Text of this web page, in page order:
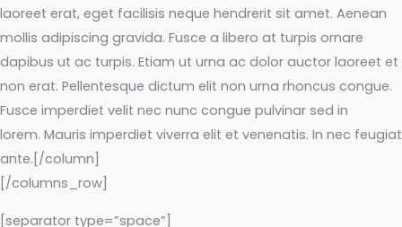
laoreet erat, eget facilisis neque hendrerit sit amet. Aenean
mollis adipiscing gravida. Fusce a libero at turpis ornare
dapibus ut ac turpis. Etiam ut urna ac dolor auctor laoreet et
non erat. Pellentesque dictum elit non urna rhoncus congue.
Fusce imperdiet velit nec nunc congue pulvinar sed in
lorem. Mauris imperdiet viverra elit et venenatis. In nec feugiat
ante.[/column]
[/columns_row]
[separator type=”space”]